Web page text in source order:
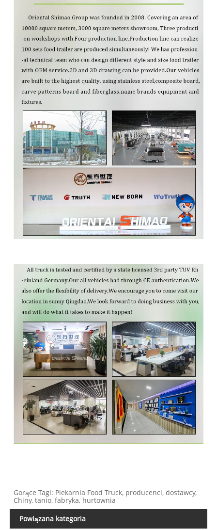
Gorące Tagi: Piekarnia Food Truck, producenci, dostawcy,
Chiny, tanio, fabryka, hurtownia
Powiązana kategoria